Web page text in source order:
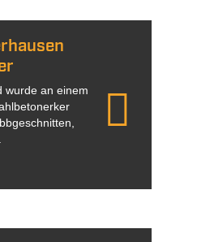
wurde an einem